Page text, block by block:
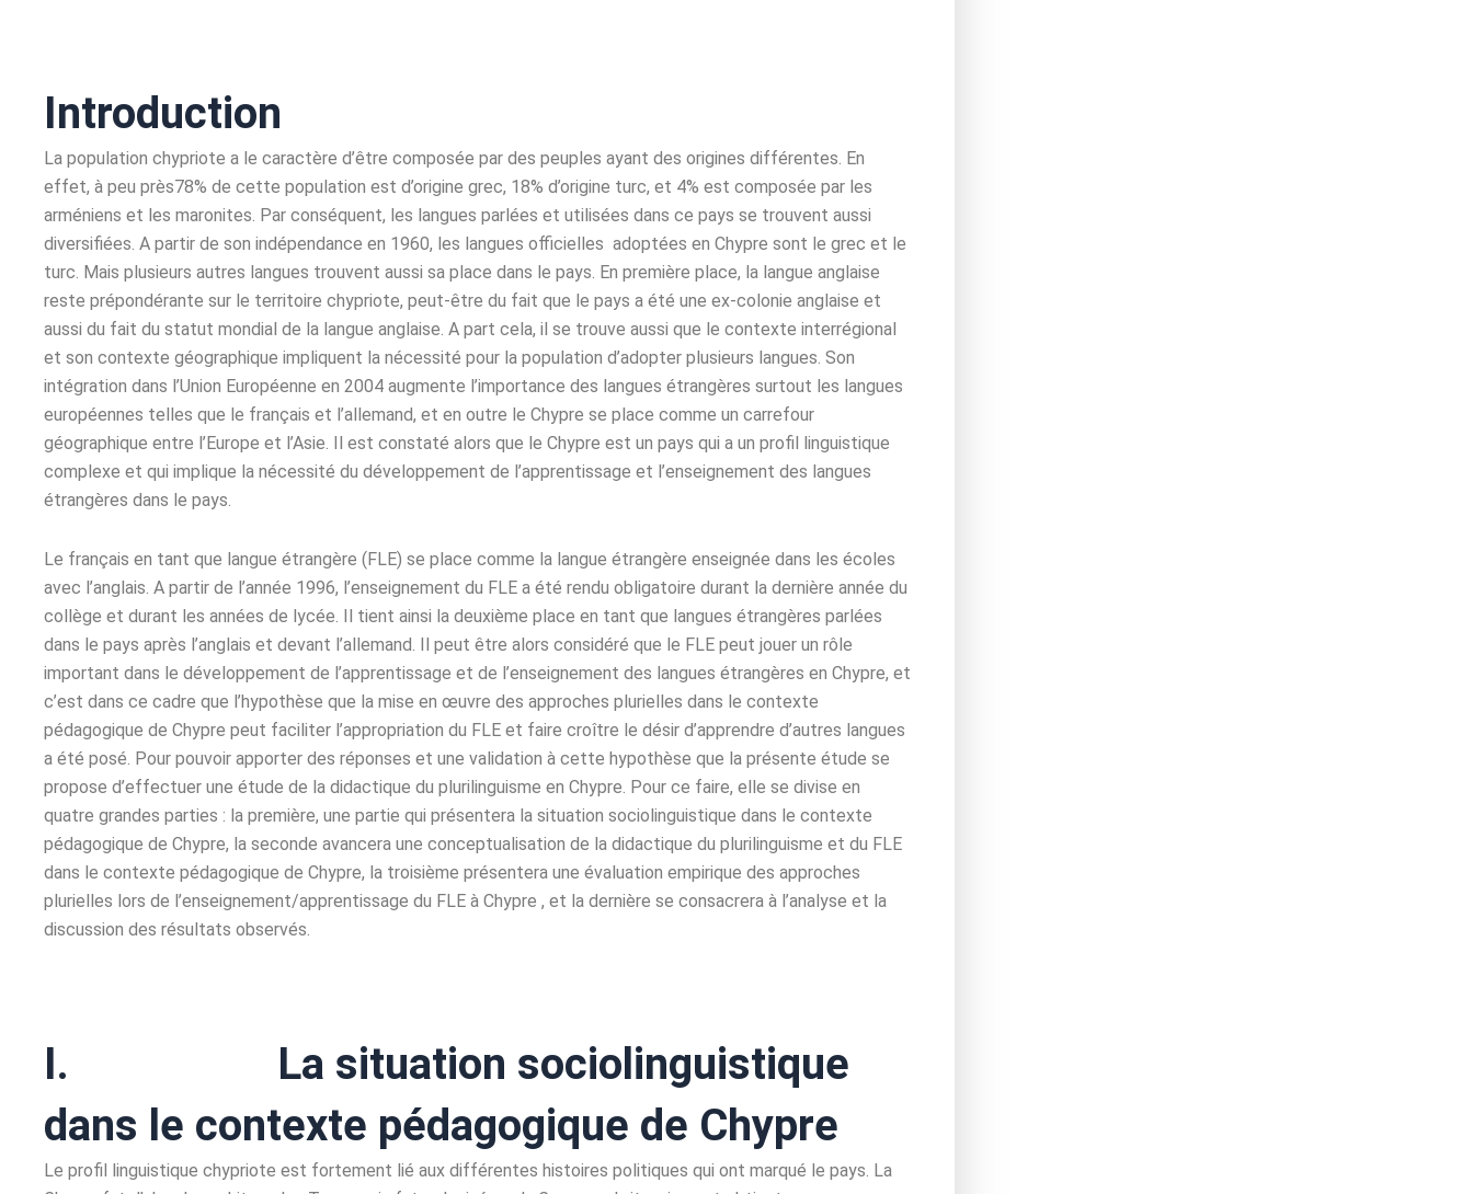
Introduction
La population chypriote a le caractère d’être composée par des peuples ayant des origines différentes. En
effet, à peu près78% de cette population est d’origine grec, 18% d’origine turc, et 4% est composée par les
arméniens et les maronites. Par conséquent, les langues parlées et utilisées dans ce pays se trouvent aussi
diversifiées. A partir de son indépendance en 1960, les langues officielles adoptées en Chypre sont le grec et le
turc. Mais plusieurs autres langues trouvent aussi sa place dans le pays. En première place, la langue anglaise
reste prépondérante sur le territoire chypriote, peut-être du fait que le pays a été une ex-colonie anglaise et
aussi du fait du statut mondial de la langue anglaise. A part cela, il se trouve aussi que le contexte interrégional
et son contexte géographique impliquent la nécessité pour la population d’adopter plusieurs langues. Son
intégration dans l’Union Européenne en 2004 augmente l’importance des langues étrangères surtout les langues
européennes telles que le français et l’allemand, et en outre le Chypre se place comme un carrefour
géographique entre l’Europe et l’Asie. Il est constaté alors que le Chypre est un pays qui a un profil linguistique
complexe et qui implique la nécessité du développement de l’apprentissage et l’enseignement des langues
étrangères dans le pays.
Le français en tant que langue étrangère (FLE) se place comme la langue étrangère enseignée dans les écoles
avec l’anglais. A partir de l’année 1996, l’enseignement du FLE a été rendu obligatoire durant la dernière année du
collège et durant les années de lycée. Il tient ainsi la deuxième place en tant que langues étrangères parlées
dans le pays après l’anglais et devant l’allemand. Il peut être alors considéré que le FLE peut jouer un rôle
important dans le développement de l’apprentissage et de l’enseignement des langues étrangères en Chypre, et
c’est dans ce cadre que l’hypothèse que la mise en œuvre des approches plurielles dans le contexte
pédagogique de Chypre peut faciliter l’appropriation du FLE et faire croître le désir d’apprendre d’autres langues
a été posé. Pour pouvoir apporter des réponses et une validation à cette hypothèse que la présente étude se
propose d’effectuer une étude de la didactique du plurilinguisme en Chypre. Pour ce faire, elle se divise en
quatre grandes parties : la première, une partie qui présentera la situation sociolinguistique dans le contexte
pédagogique de Chypre, la seconde avancera une conceptualisation de la didactique du plurilinguisme et du FLE
dans le contexte pédagogique de Chypre, la troisième présentera une évaluation empirique des approches
plurielles lors de l’enseignement/apprentissage du FLE à Chypre , et la dernière se consacrera à l’analyse et la
discussion des résultats observés.
I. La situation sociolinguistique
dans le contexte pédagogique de Chypre
Le profil linguistique chypriote est fortement lié aux différentes histoires politiques qui ont marqué le pays. La